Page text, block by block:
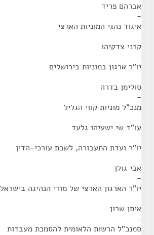
אברהם פריד
-
איגוד נהגי המוניות הארצי
קרני צדקיהו
-
יו"ר ארגון במוניות בירושלים
סולימן בדרה
-
מנכ"ל מוניות קווי הגליל
עו"ד שי ישעיהו גלעד
-
יו"ר ועדת התעבורה, לשכת עורכי-הדין
אבי גולן
-
יו"ר הארגון הארצי של מורי הנהיגה בישראל
איתן שרון
-
סמנכ"ל הרשות הלאומית להסמכת מעבדות